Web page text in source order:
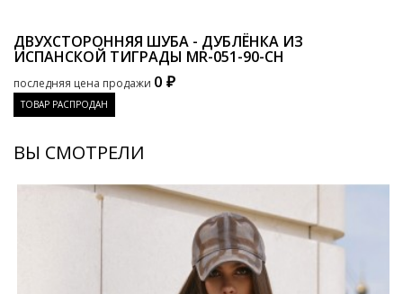
ДВУХСТОРОННЯЯ ШУБА - ДУБЛЁНКА ИЗ
ИСПАНСКОЙ ТИГРАДЫ MR-051-90-CH
последняя цена продажи 0 ₽
ТОВАР РАСПРОДАН
ВЫ СМОТРЕЛИ